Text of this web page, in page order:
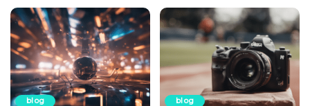
blog blog